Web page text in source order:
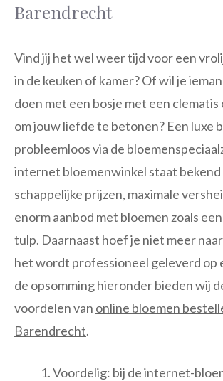
Barendrecht
Vind jij het wel weer tijd voor een
in de keuken of kamer? Of wil je
doen met een bosje met een clematis
om jouw liefde te betonen? Een luxe
probleemloos via de
internet bloemenwinkel staat bekend
schappelijke prijzen, maximale
enorm aanbod met bloemen zoals
tulp. Daarnaast hoef je niet meer
het wordt professioneel geleverd op
de opsomming hieronder bieden wij
voordelen van online bloemen
Barendrecht.
Voordelig: bij de internet-